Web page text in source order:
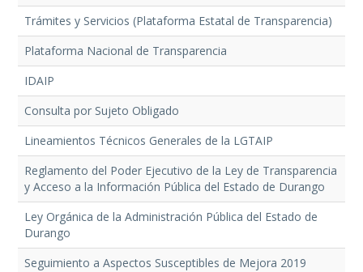
Trámites y Servicios (Plataforma Estatal de Transparencia)
Plataforma Nacional de Transparencia
IDAIP
Consulta por Sujeto Obligado
Lineamientos Técnicos Generales de la LGTAIP
Reglamento del Poder Ejecutivo de la Ley de Transparencia
y Acceso a la Información Pública del Estado de Durango
Ley Orgánica de la Administración Pública del Estado de
Durango
Seguimiento a Aspectos Susceptibles de Mejora 2019